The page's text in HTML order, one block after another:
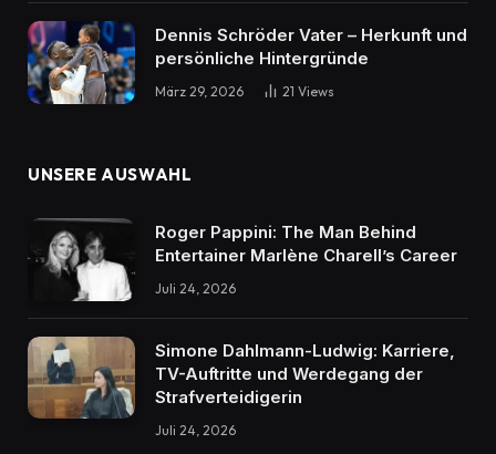
Dennis Schröder Vater – Herkunft und
persönliche Hintergründe
März 29, 2026 21 Views
UNSERE AUSWAHL
Roger Pappini: The Man Behind
Entertainer Marlène Charell’s Career
Juli 24, 2026
Simone Dahlmann-Ludwig: Karriere,
TV-Auftritte und Werdegang der
Strafverteidigerin
Juli 24, 2026